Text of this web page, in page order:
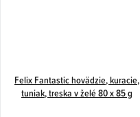
Felix Fantastic hovädzie, kuracie,
tuniak, treska v želé 80 x 85 g